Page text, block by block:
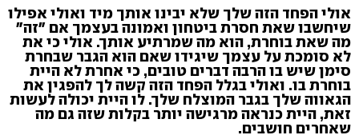
אולי הפחד הזה שלך שלא יבינו אותך מיד ואולי אפילו
שיחשבו שאת חסרת ביטחון ואמונה בעצמך אם "זה"
מה שאת בוחרת, הוא מה שמרתיע אותך. אולי כי את
לא סומכת על עצמך שיגידו שאם הוא הגבר שבחרת
סימן שיש בו הרבה דברים טובים, כי אחרת לא היית
בוחרת בו. ואולי בגלל הפחד הזה קשה לך להפגין את
הגאווה שלך בגבר המוצלח שלך. לו היית יכולה לעשות
זאת, היית כנראה מרגישה יותר בקלות שזה גם מה
שאחרים חושבים.